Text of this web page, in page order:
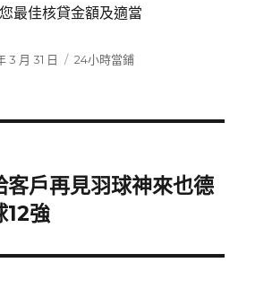
最佳核貸金額及適當
3 月 31 日
分
24小時當鋪
客戶再見羽球神來也德
12強